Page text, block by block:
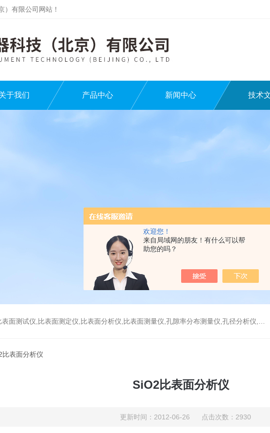
欢迎您！
来自局域网的朋友！有什么可以帮
助您的吗？
）有限公司网站！
于我们 产品中心 新闻中心 技术
试仪,比表面测定仪,比表面分析仪,比表面测量仪,孔隙率分布测量仪,孔径分析仪,孔径测试仪,孔结构分析仪
比表面分析仪
SiO2比表面分析仪
更新时间：2012-06-26 点击次数：2930